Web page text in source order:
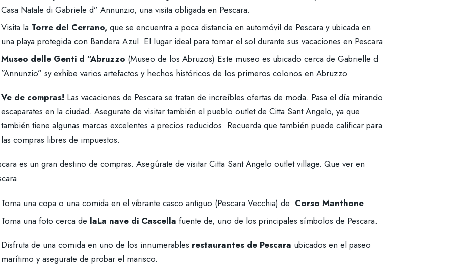
Casa Natale di Gabriele d” Annunzio, una visita obligada en Pescara.
Visita la Torre del Cerrano, que se encuentra a poca distancia en automóvil de Pescara y ubicada en
una playa protegida con Bandera Azul. El lugar ideal para tomar el sol durante sus vacaciones en Pescara
Museo delle Genti d ”Abruzzo (Museo de los Abruzos) Este museo es ubicado cerca de Gabrielle d
”Annunzio” sy exhibe varios artefactos y hechos históricos de los primeros colonos en Abruzzo
Ve de compras! Las vacaciones de Pescara se tratan de increíbles ofertas de moda. Pasa el día mirando
escaparates en la ciudad. Asegurate de visitar también el pueblo outlet de Citta Sant Angelo, ya que
también tiene algunas marcas excelentes a precios reducidos. Recuerda que también puede calificar para
las compras libres de impuestos.
es un gran destino de compras. Asegúrate de visitar Citta Sant Angelo outlet village. Que ver en
Toma una copa o una comida en el vibrante casco antiguo (Pescara Vecchia) de Corso Manthone.
Toma una foto cerca de laLa nave di Cascella fuente de, uno de los principales símbolos de Pescara.
Disfruta de una comida en uno de los innumerables restaurantes de Pescara ubicados en el paseo
marítimo y asegurate de probar el marisco.